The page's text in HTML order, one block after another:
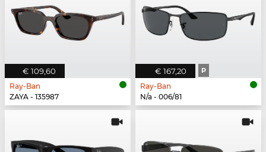
€ 109,60
Ray-Ban
ZAYA - 135987
€ 167,20 P
Ray-Ban
N/a - 006/81